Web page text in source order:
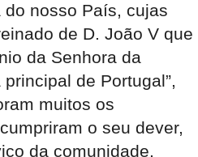
nosso País, cujas
de D. João V que
da Senhora da
de Portugal”,
muitos os
o seu dever,
da comunidade,